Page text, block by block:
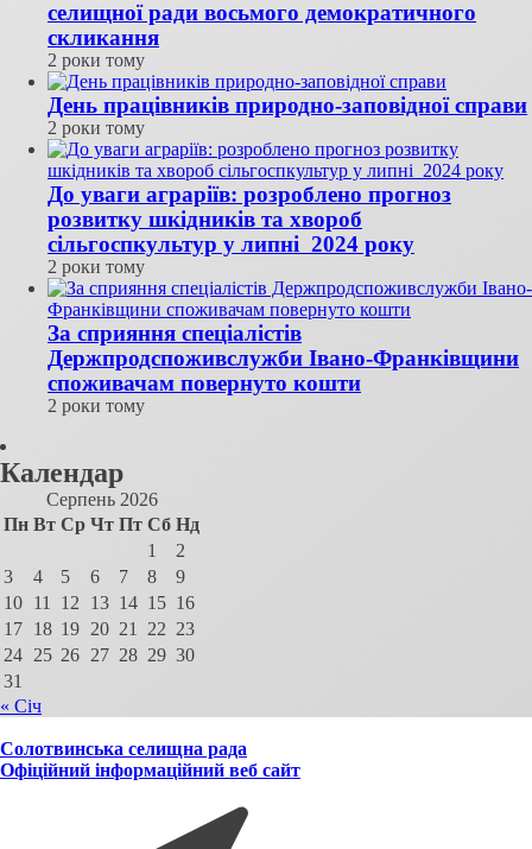
селищної ради восьмого демократичного
скликання
2 роки тому
День працівників природно-заповідної справи
2 роки тому
До уваги аграріїв: розроблено прогноз
розвитку шкідників та хвороб
сільгоспкультур у липні 2024 року
2 роки тому
За сприяння спеціалістів
Держпродспоживслужби Івано-Франківщини
споживачам повернуто кошти
2 роки тому
Календар
Серпень 2026
Пн Вт Ср Чт Пт Сб Нд
1
2
3
4 5 6 7 8
9
10 11 12 13 14 15 16
17 18 19 20 21 22 23
24 25 26 27 28 29 30
31
« Січ
Солотвинська селищна рада
Офіційний інформаційний веб сайт